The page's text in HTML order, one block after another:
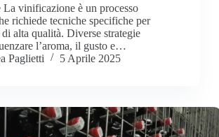
vinificazione è un processo
richiede tecniche specifiche per
alta qualità. Diverse strategie
l’aroma, il gusto e…
Paglietti
5 Aprile 2025